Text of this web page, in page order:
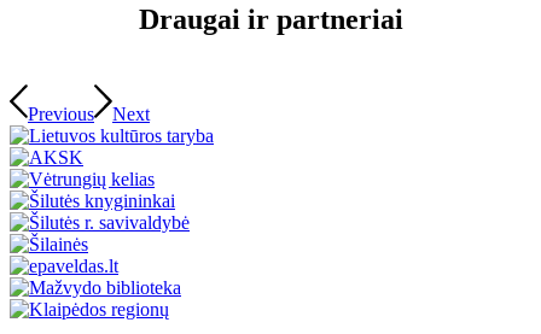
Draugai ir partneriai
Previous Next